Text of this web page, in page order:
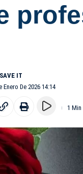
De 2026 14:14
1 Min